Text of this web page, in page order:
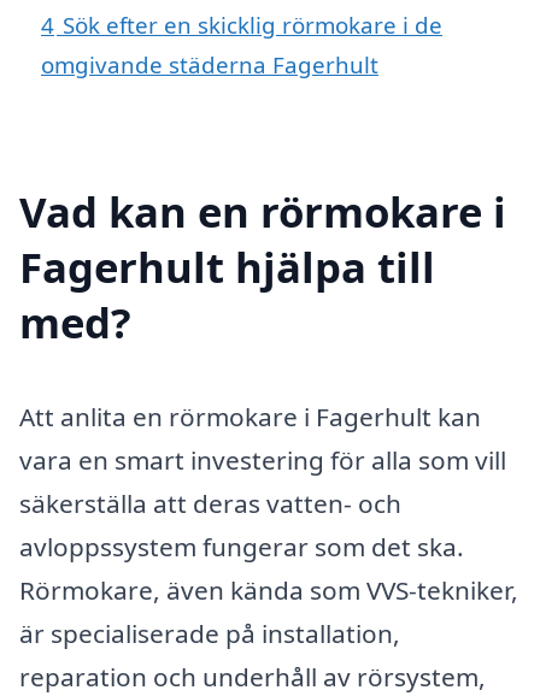
4 Sök efter en skicklig rörmokare i de
omgivande städerna Fagerhult
Vad kan en rörmokare i
Fagerhult hjälpa till
med?
Att anlita en rörmokare i Fagerhult kan
vara en smart investering för alla som vill
säkerställa att deras vatten- och
avloppssystem fungerar som det ska.
Rörmokare, även kända som VVS-tekniker,
är specialiserade på installation,
reparation och underhåll av rörsystem,